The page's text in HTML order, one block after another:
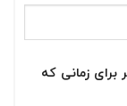
برای زمانی که